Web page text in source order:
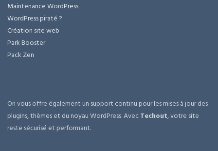
Maintenance WordPress
WordPress piraté ?
Création site web
Park Booster
Pack Zen
On vous offre également un support continu pour les mises à jour des
plugins, thèmes et du noyau WordPress. AvecTechout, votre site
reste sécurisé et performant.